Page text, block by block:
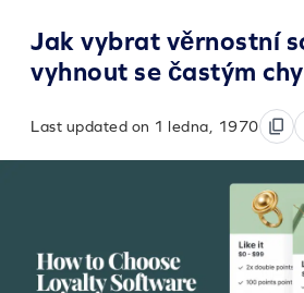
Jak vybrat věrnostní
vyhnout se častým
Last updated on 1 ledna, 1970